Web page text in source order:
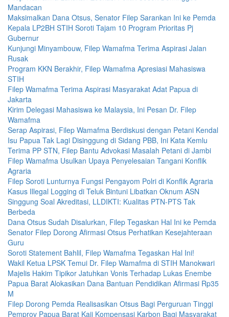
Mandacan
Maksimalkan Dana Otsus, Senator Filep Sarankan Ini ke Pemda
Kepala LP2BH STIH Soroti Tajam 10 Program Prioritas Pj
Gubernur
Kunjungi Minyambouw, Filep Wamafma Terima Aspirasi Jalan
Rusak
Program KKN Berakhir, Filep Wamafma Apresiasi Mahasiswa
STIH
Filep Wamafma Terima Aspirasi Masyarakat Adat Papua di
Jakarta
Kirim Delegasi Mahasiswa ke Malaysia, Ini Pesan Dr. Filep
Wamafma
Serap Aspirasi, Filep Wamafma Berdiskusi dengan Petani Kendal
Isu Papua Tak Lagi Disinggung di Sidang PBB, Ini Kata Kemlu
Terima PP STN, Filep Bantu Advokasi Masalah Petani di Jambi
Filep Wamafma Usulkan Upaya Penyelesaian Tangani Konflik
Agraria
Filep Soroti Lunturnya Fungsi Pengayom Polri di Konflik Agraria
Kasus Illegal Logging di Teluk Bintuni Libatkan Oknum ASN
Singgung Soal Akreditasi, LLDIKTI: Kualitas PTN-PTS Tak
Berbeda
Dana Otsus Sudah Disalurkan, Filep Tegaskan Hal Ini ke Pemda
Senator Filep Dorong Afirmasi Otsus Perhatikan Kesejahteraan
Guru
Soroti Statement Bahlil, Filep Wamafma Tegaskan Hal Ini!
Wakil Ketua LPSK Temui Dr. Filep Wamafma di STIH Manokwari
Majelis Hakim Tipikor Jatuhkan Vonis Terhadap Lukas Enembe
Papua Barat Alokasikan Dana Bantuan Pendidikan Afirmasi Rp35
M
Filep Dorong Pemda Realisasikan Otsus Bagi Perguruan Tinggi
Pemprov Papua Barat Kaji Kompensasi Karbon Bagi Masyarakat